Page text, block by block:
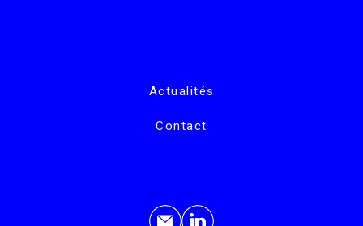
Actualités
Contact